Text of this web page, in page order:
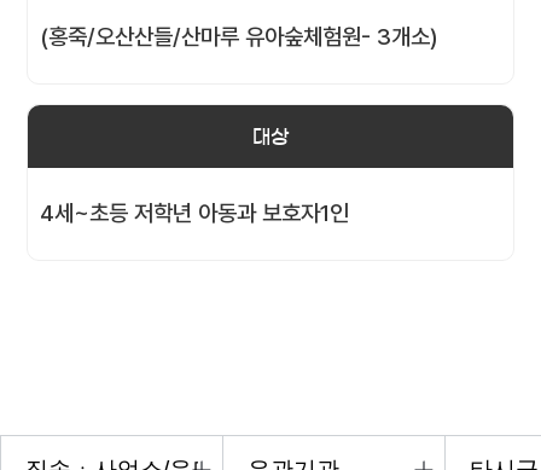
(홍죽/오산산들/산마루 유아숲체험원- 3개소)
대상
4세~초등 저학년 아동과 보호자1인